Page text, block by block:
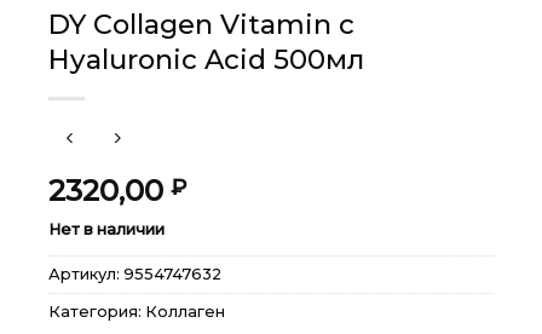
DY Collagen Vitamin c
Hyaluronic Acid 500мл
2320,00 ₽
Нет в наличии
Артикул: 9554747632
Категория: Коллаген